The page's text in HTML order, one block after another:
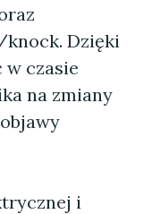
Dzięki
czasie
na zmiany
i